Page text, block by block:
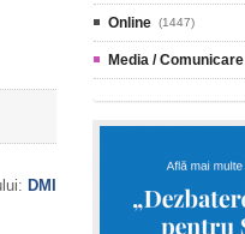
DMI
Online (1447)
Media / Comunicare